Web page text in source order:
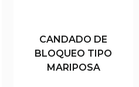
CANDADO DE
BLOQUEO TIPO
MARIPOSA